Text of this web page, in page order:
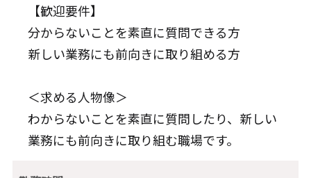
【歓迎要件】
分からないことを素直に質問できる方
新しい業務にも前向きに取り組める方
＜求める人物像＞
わからないことを素直に質問したり、新しい
業務にも前向きに取り組む職場です。